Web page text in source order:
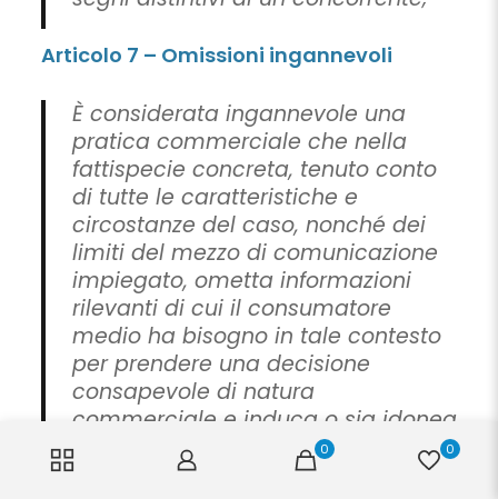
Articolo 7 – Omissioni ingannevoli
È considerata ingannevole una
pratica commerciale che nella
fattispecie concreta, tenuto conto
di tutte le caratteristiche e
circostanze del caso, nonché dei
limiti del mezzo di comunicazione
impiegato, ometta informazioni
rilevanti di cui il consumatore
medio ha bisogno in tale contesto
per prendere una decisione
consapevole di natura
commerciale e induca o sia idonea
ad indurre in tal modo il
consumatore medio ad assumere
0 0